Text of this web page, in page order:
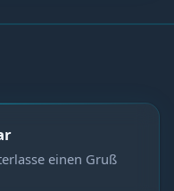
einen Gruß